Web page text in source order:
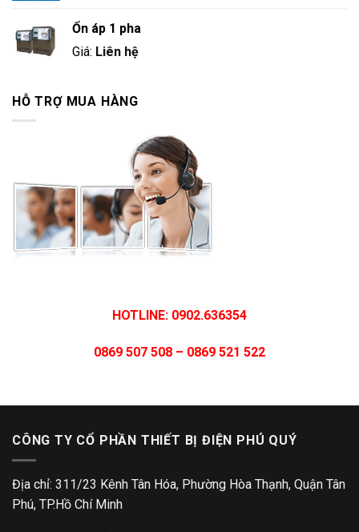
Ổn áp 1 pha
Giá: Liên hệ
HỖ TRỢ MUA HÀNG
HOTLINE: 0902.636354
0869 507 508 – 0869 521 522
CÔNG TY CỔ PHẦN THIẾT BỊ ĐIỆN PHÚ QUÝ
Địa chỉ: 311/23 Kênh Tân Hóa, Phường Hòa Thạnh, Quận Tân
Phú, TP.Hồ Chí Minh